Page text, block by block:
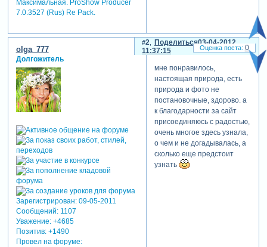
Максимальная. ProShow Producer
7.0.3527 (Rus) Re Pack.
можно применить 1 маску к
нескольким изображениям.
мучительно искала ответ на
вопрос как сделать сетку,
чтобы по уроку екатерины
выстроить слои с
изображениями. ну и до
конца создания клипа так и
не узнала, что есть
редактор ключевых кадров,
поэтому все изображения в
стиле выставляла на
глазок. проект не
Поделиться
2
03-04-2012
11:37:15
olga_777
Долгожитель
Зарегистрирован: 09-05-2011
Сообщений:1107
Уважение: +4685
Позитив: +1490
Провел на форуме:
мне понравилось,
настоящая природа, есть
природа и фото не
постановочные, здорово. а
к благодарности за сайт
присоединяюсь с радостью,
очень многое здесь узнала,
о чем и не догадывалась, а
сколько еще предстоит
узнать
0